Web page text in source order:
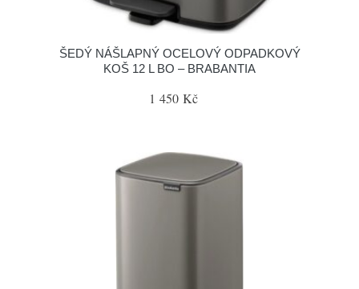
ŠEDÝ NÁŠLAPNÝ OCELOVÝ ODPADKOVÝ
KOŠ 12 L BO – BRABANTIA
1 450 Kč